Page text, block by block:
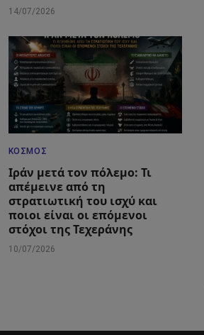
14/07/2026
ΚΌΣΜΟΣ
Ιράν μετά τον πόλεμο: Τι
απέμεινε από τη
στρατιωτική του ισχύ και
ποιοι είναι οι επόμενοι
στόχοι της Τεχεράνης
10/07/2026